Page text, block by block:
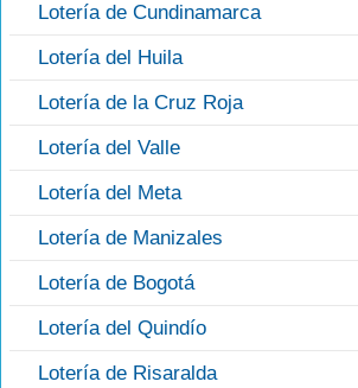
Lotería de Cundinamarca
Lotería del Huila
Lotería de la Cruz Roja
Lotería del Valle
Lotería del Meta
Lotería de Manizales
Lotería de Bogotá
Lotería del Quindío
Lotería de Risaralda